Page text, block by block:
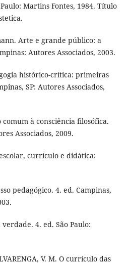
Martins Fontes, 1984. Título
Arte e grande público: a
Autores Associados, 2003.
histórico-crítica: primeiras
SP: Autores Associados,
comum à consciência filosófica.
Associados, 2009.
currículo e didática:
pedagógico. 4. ed. Campinas,
4. ed. São Paulo:
V. M. O currículo das